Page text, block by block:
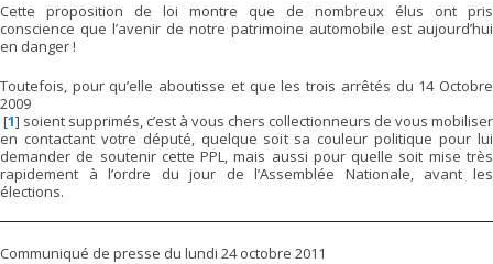
Cette proposition de loi montre que de nombreux élus ont pris
conscience que l’avenir de notre patrimoine automobile est aujourd’hui
en danger !
Toutefois, pour qu’elle aboutisse et que les trois arrêtés du 14 Octobre
2009
[1] soient supprimés, c’est à vous chers collectionneurs de vous mobiliser
en contactant votre député, quelque soit sa couleur politique pour lui
demander de soutenir cette PPL, mais aussi pour quelle soit mise très
rapidement à l’ordre du jour de l’Assemblée Nationale, avant les
élections.
Communiqué de presse du lundi 24 octobre 2011